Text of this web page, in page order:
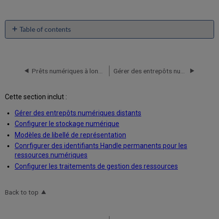
Table of contents
No
Cette section inclut :
Gérer des entrepôts numériques distants
Configurer le stockage numérique
Modèles de libellé de représentation
Conrfigurer des identifiants Handle permanents pour les
ressources numériques
Configurer les traitements de gestion des ressources
Back to top